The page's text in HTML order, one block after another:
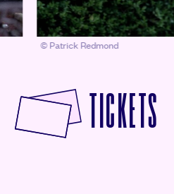
© Patrick Redmond
TICKETS